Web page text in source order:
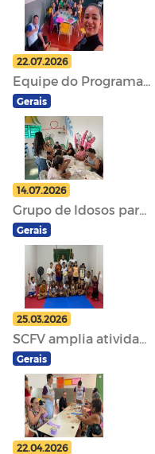
22.07.2026
Equipe do Programa...
Gerais
14.07.2026
Grupo de Idosos par...
Gerais
25.03.2026
SCFV amplia ativida...
Gerais
22.04.2026